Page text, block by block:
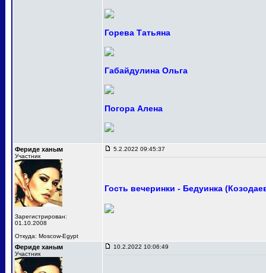
Горева Татьяна
Габайдулина Ольга
Погора Алена
Фериде ханым
Участник
Зарегистрирован:
01.10.2008
Откуда: Moscow-Egypt
5.2.2022 09:45:37
Гость вечеринки - Бедуинка
Фериде ханым
Участник
10.2.2022 10:06:49